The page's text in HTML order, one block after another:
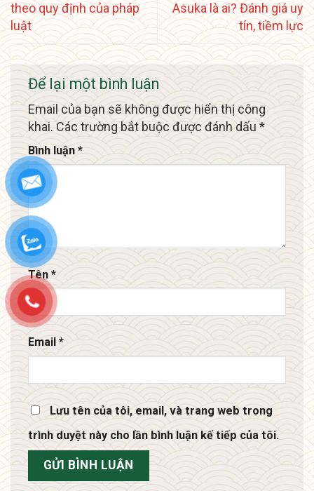
theo quy định của pháp
luật
Asuka là ai? Đánh giá uy
tín, tiềm lực
Để lại một bình luận
Email của bạn sẽ không được hiển thị công
khai. Các trường bắt buộc được đánh dấu *
Bình luận *
Tên *
Email *
Lưu tên của tôi, email, và trang web trong
trình duyệt này cho lần bình luận kế tiếp của tôi.